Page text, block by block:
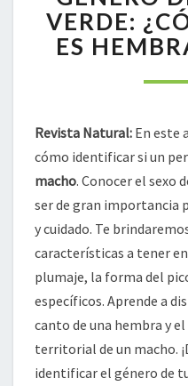
VERDE:
ES
Revista Natural: En este
cómo identificar si un
macho. Conocer el sexo
ser de gran importancia
y cuidado. Te
características a tener
plumaje, la forma del
específicos. Aprende a
canto de una hembra y
territorial de un macho.
identificar el género de